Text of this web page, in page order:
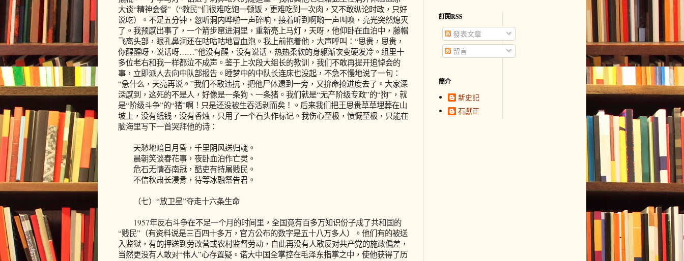
大谈“精神会餐”（“教民”们很难吃饱一顿饭，更难吃到一次肉，又不敢纵论时政，只好
说吃）。不足五分钟，忽听洞内哗啦一声碎响，接着听到啊哟一声叫唤，亮光突然熄灭
了。我预感出事了，一个箭步窜进洞里，重新亮上马灯，天呀，他仰卧在血泊中，藤帽
飞离头部，眼孔鼻洞还在咕咕咕地冒血泡。我上前抱着他，大声呼叫：“思贵，思贵，
你醒醒呀，说话呀……”他没有醒，没有说话，热热柔软的身躯渐次变硬发冷。组里十
多位老右和我一样都泣不成声。鉴于上次段大组长的教训，我们不敢再提开追悼会的
事，立即派人去向中队部报告。睡梦中的中队长连床也没起，不急不慢地说了一句：
“急什么，天亮再说。”我们不敢违抗，把他尸体遗到一旁，又拚命抢进度去了。大家深
深感到，这死的不是人，好像是一条狗、一条猪。我们就是“无产阶级专政”的“狗”，就
是“阶级斗争”的“猪”啊！只是还没被生吞活剥而矣！。后来我们把王思贵草草埋葬在山
坡上，没有纸钱，没有香烛，只用了一个石头作标记。我伤心至极，愤慨至极，只能在
脑海里写下一首哭拜他的诗：
天愁地暗日月昏，千里阴风送归魂。
晨朝笑谈春花事，夜卧血泊作亡灵。
危石无情吞南冠，酷吏有持屠贱民。
不信秋肃长浸骨，待等冰融祭告君。
（七）“放卫星”夺走十六条生命
1957年反右斗争在不足一个月的时间里，全国竟有百多万知识份子成了共和国的
“贱民”（有资料说是三百四十多万，官方公布的数字是五十八万多人）。他们有的被送
入监狱，有的押送到劳改营或农村监督劳动，自此再没有人敢反对共产党的施政偏差，
当然更没有人敢对“伟人”心存置疑。诺大中国全掌控在毛泽东指掌之中，使他获得了历
訂閱RSS
發表文章
留言
簡介
新史記
石獻正